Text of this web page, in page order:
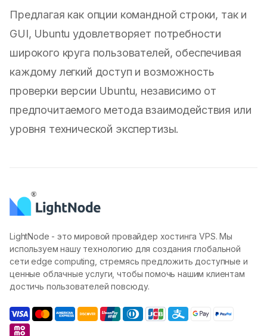
Предлагая как опции командной строки, так и
GUI, Ubuntu удовлетворяет потребности
широкого круга пользователей, обеспечивая
каждому легкий доступ и возможность
проверки версии Ubuntu, независимо от
предпочитаемого метода взаимодействия или
уровня технической экспертизы.
LightNode - это мировой провайдер хостинга VPS. Мы
используем нашу технологию для создания глобальной
сети edge computing, стремясь предложить доступные и
ценные облачные услуги, чтобы помочь нашим клиентам
достичь пользователей повсюду.